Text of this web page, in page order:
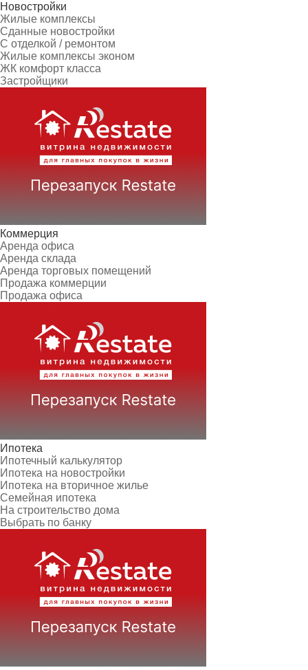
Новостройки
Жилые комплексы
Сданные новостройки
С отделкой / ремонтом
Жилые комплексы эконом
ЖК комфорт класса
Застройщики
Коммерция
Аренда офиса
Аренда склада
Аренда торговых помещений
Продажа коммерции
Продажа офиса
Ипотека
Ипотечный калькулятор
Ипотека на новостройки
Ипотека на вторичное жилье
Семейная ипотека
На строительство дома
Выбрать по банку